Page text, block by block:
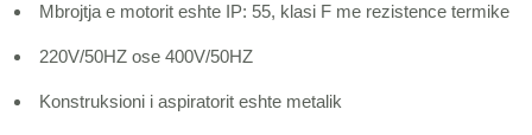
Mbrojtja e motorit eshte IP: 55, klasi F me rezistence termike
220V/50HZ ose 400V/50HZ
Konstruksioni i aspiratorit eshte metalik